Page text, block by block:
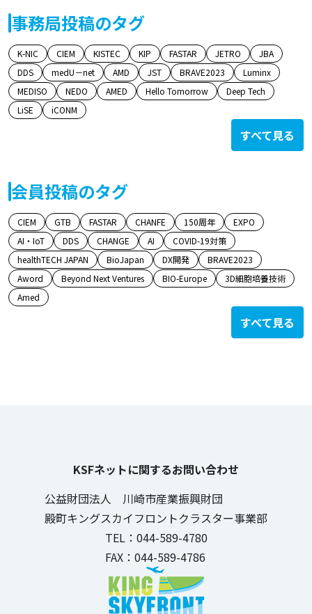
事務局投稿のタグ
K-NIC CIEM KISTEC KIP FASTAR JETRO
JBA
DDS
medU－net AMD JST BRAVE2023
Luminx
MEDISO
NEDO AMED Hello Tomorrow
Deep Tech
LiSE
iCONM
すべて見る
会員投稿のタグ
CIEM GTB FASTAR CHANFE 150周年
EXPO
AI・IoT
DDS CHANGE AI
COVID-19対策
healthTECH JAPAN
BioJapan DX開発
BRAVE2023
Aword
Beyond Next Ventures BIO-Europe
3D細胞培養技術
Amed
すべて見る
KSFネットに関するお問い合わせ
公益財団法人 川崎市産業振興財団
殿町キングスカイフロントクラスター事業部
TEL：044-589-4780
FAX：044-589-4786